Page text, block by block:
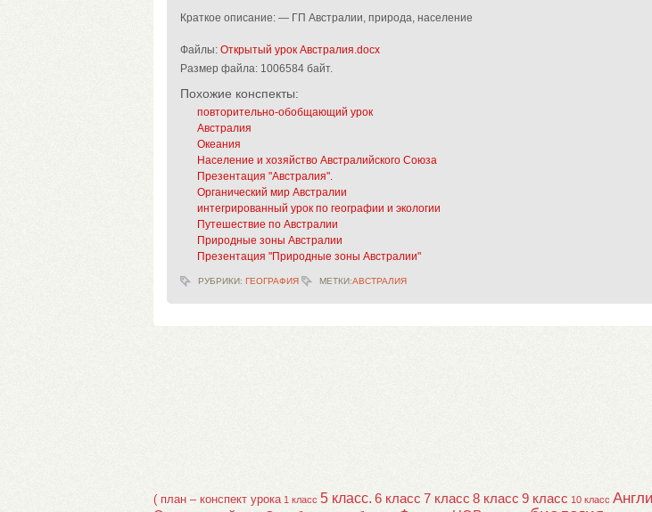
Краткое описание: — ГП Австралии, природа, население
Файлы: Открытый урок Австралия.docx
Размер файла: 1006584 байт.
Похожие конспекты:
повторительно-обобщающий урок
Австралия
Океания
Население и хозяйство Австралийского Союза
Презентация "Австралия".
Органический мир Австралии
интегрированный урок по географии и экологии
Путешествие по Австралии
Природные зоны Австралии
Презентация "Природные зоны Австралии"
РУБРИКИ: ГЕОГРАФИЯ МЕТКИ:АВСТРАЛИЯ
( план – конспект урока 1 класс 5 класс. 6 класс 7 класс 8 класс 9 класс 10 класс